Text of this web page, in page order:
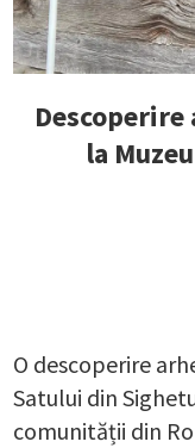
la
O descoperire
Satului din
comunității din